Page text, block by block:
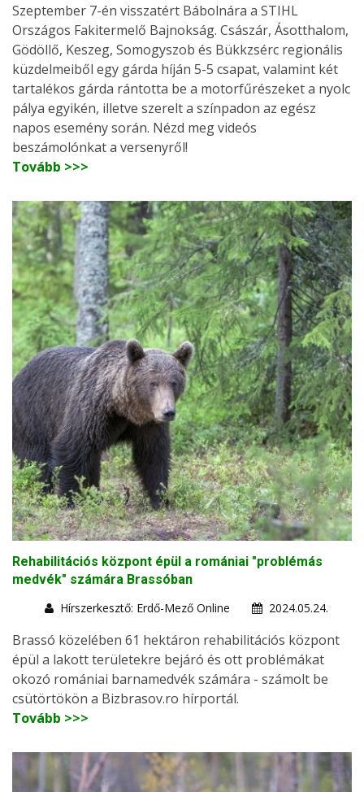
Szeptember 7-én visszatért Bábolnára a STIHL
Országos Fakitermelő Bajnokság. Császár, Ásotthalom,
Gödöllő, Keszeg, Somogyszob és Bükkzsérc regionális
küzdelmeiből egy gárda híján 5-5 csapat, valamint két
tartalékos gárda rántotta be a motorfűrészeket a nyolc
pálya egyikén, illetve szerelt a színpadon az egész
napos esemény során. Nézd meg videós
beszámolónkat a versenyről!
Tovább >>>
Rehabilitációs központ épül a romániai "problémás
medvék" számára Brassóban
Hírszerkesztő: Erdő-Mező Online
2024.05.24.
Brassó közelében 61 hektáron rehabilitációs központ
épül a lakott területekre bejáró és ott problémákat
okozó romániai barnamedvék számára - számolt be
csütörtökön a Bizbrasov.ro hírportál.
Tovább >>>